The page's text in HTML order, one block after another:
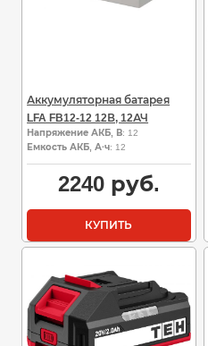
Аккумуляторная батарея
LFA FB12-12 12В, 12АЧ
Напряжение АКБ, В: 12
Емкость АКБ, А·ч: 12
2240руб.
КУПИТЬ